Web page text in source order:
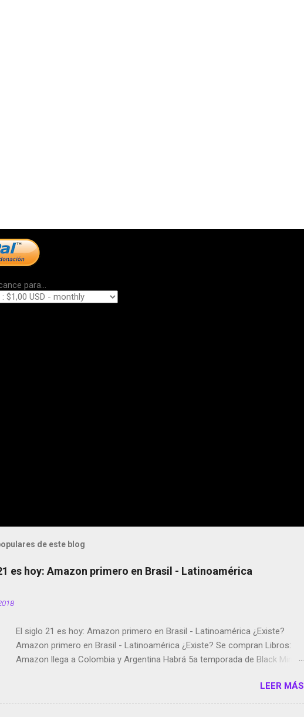
para...
de este blog
es hoy: Amazon primero en Brasil - Latinoamérica
El siglo 21 es hoy: Amazon primero en Brasil - Latinoamérica ¿Existe?
Amazon primero en Brasil - Latinoamérica ¿Existe? Se compran Libros:
Amazon llega a Colombia y Argentina Habrá 5a temporada de Black Mirror
copyright en Instagram Música y vídeo selfies en la red social Riddley
Scott saca a Kevin Spacey de su película Francisco regaña a los que usan
LEER MÁS